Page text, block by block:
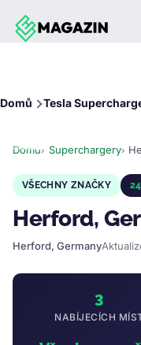
Přejít k hlavnímu
Domů Tesla
Domů Superchargery
VŠECHNY ZNAČKY
Herford,
Herford, Germany
3
NABÍJECÍCH